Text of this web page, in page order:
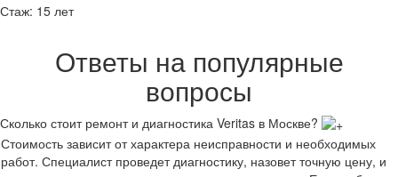
Стаж: 15 лет
Ответы на популярные
вопросы
Сколько стоит ремонт и диагностика Veritas в Москве?
Стоимость зависит от характера неисправности и необходимых
работ. Специалист проведет диагностику, назовет точную цену, и